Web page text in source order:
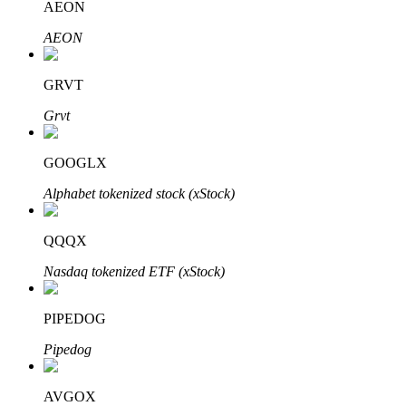
Khóa BTR
Đầu tư độc quyền cho người nắm giữ BTR
Khoản vay
AEON
AEON
GRVT
Grvt
GOOGLX
Alphabet tokenized stock (xStock)
QQQX
Nasdaq tokenized ETF (xStock)
PIPEDOG
Pipedog
AVGOX